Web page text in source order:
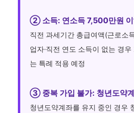
② 소득: 연소득 7,500만원
직전 과세기간 총급여액(근로소
업자·직전 연도 소득이 없는 경
는 특례 적용 예정
③ 중복 가입 불가: 청년도약
청년도약계좌를 유지 중인 경우